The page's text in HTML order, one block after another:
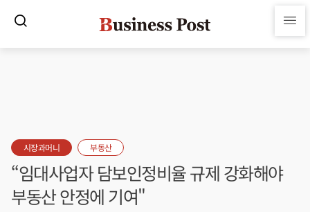
시장과머니 부동산
“임대사업자 담보인정비율 규제 강화해야
부동산 안정에 기여"